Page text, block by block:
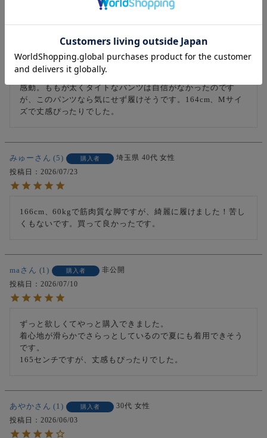
40代
女性
投稿日
2026/07/26
前から気になっており今回やっと購入してみました。
いざ履いてみるとスッキリしたシルエットと肌触りの良さに
感動。ももが太くタイトなパンツは自信がなかったのです
が、このパンツなら気にせず履けそうです。164cm、Mサイ
ズで丈感ぴったりでした。
みゅー 5 購入者 埼玉県 40代 女性
投稿日
2026/07/23
166cm、60kgで筋肉質な脚ですが、綺麗に履けました！苦し
ma 1 購入者
非公開
投稿日
2026/07/10
ずっと欲しくてやっと購入できました。
着心地が滑らかでさらっとしているので夏にも着用できそう
です。
165センチですが、丈感もぴったりでした。
あやか 1 購入者 30代 女性
投稿日
2026/06/03